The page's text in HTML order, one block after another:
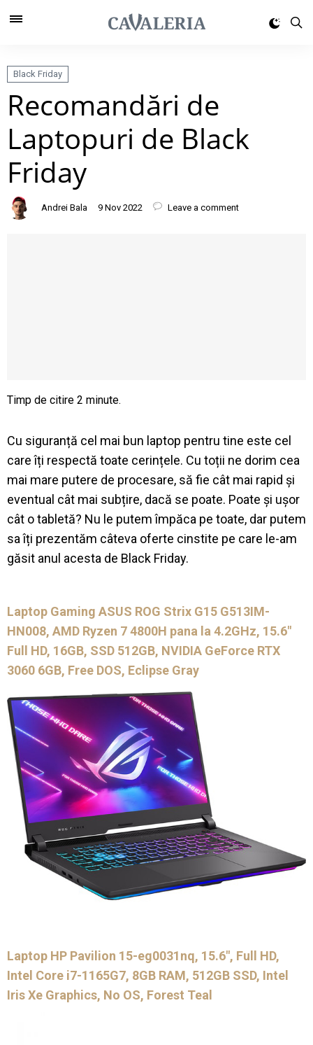
Black Friday
Recomandări de
Laptopuri de Black
Friday
Andrei Bala 9 Nov 2022 Leave a comment
Cu siguranță cel mai bun laptop pentru tine este cel
care îți respectă toate cerințele. Cu toții ne dorim cea
mai mare putere de procesare, să fie cât mai rapid și
eventual cât mai subțire, dacă se poate. Poate și ușor
cât o tabletă? Nu le putem împăca pe toate, dar putem
sa îți prezentăm câteva oferte cinstite pe care le-am
găsit anul acesta de Black Friday.
Laptop Gaming ASUS ROG Strix G15 G513IM-
HN008, AMD Ryzen 7 4800H pana la 4.2GHz, 15.6″
Full HD, 16GB, SSD 512GB, NVIDIA GeForce RTX
3060 6GB, Free DOS, Eclipse Gray
Laptop HP Pavilion 15-eg0031nq, 15.6″, Full HD,
Intel Core i7-1165G7, 8GB RAM, 512GB SSD, Intel
Iris Xe Graphics, No OS, Forest Teal